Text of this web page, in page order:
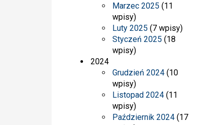
Marzec 2025 (11
wpisy)
Luty 2025 (7 wpisy)
Styczeń 2025 (18
wpisy)
2024
Grudzień 2024 (10
wpisy)
Listopad 2024 (11
wpisy)
Październik 2024 (17